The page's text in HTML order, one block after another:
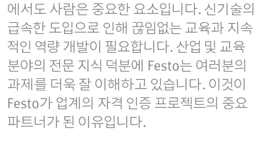
에서도 사람은 중요한 요소입니다. 신기술의
급속한 도입으로 인해 끊임없는 교육과 지속
적인 역량 개발이 필요합니다. 산업 및 교육
분야의 전문 지식 덕분에 Festo는 여러분의
과제를 더욱 잘 이해하고 있습니다. 이것이
Festo가 업계의 자격 인증 프로젝트의 중요
파트너가 된 이유입니다.